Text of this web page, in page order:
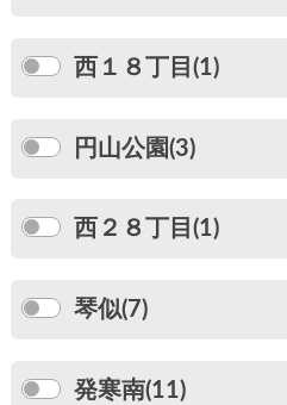
西１８丁目(1)
円山公園(3)
西２８丁目(1)
琴似(7)
発寒南(11)